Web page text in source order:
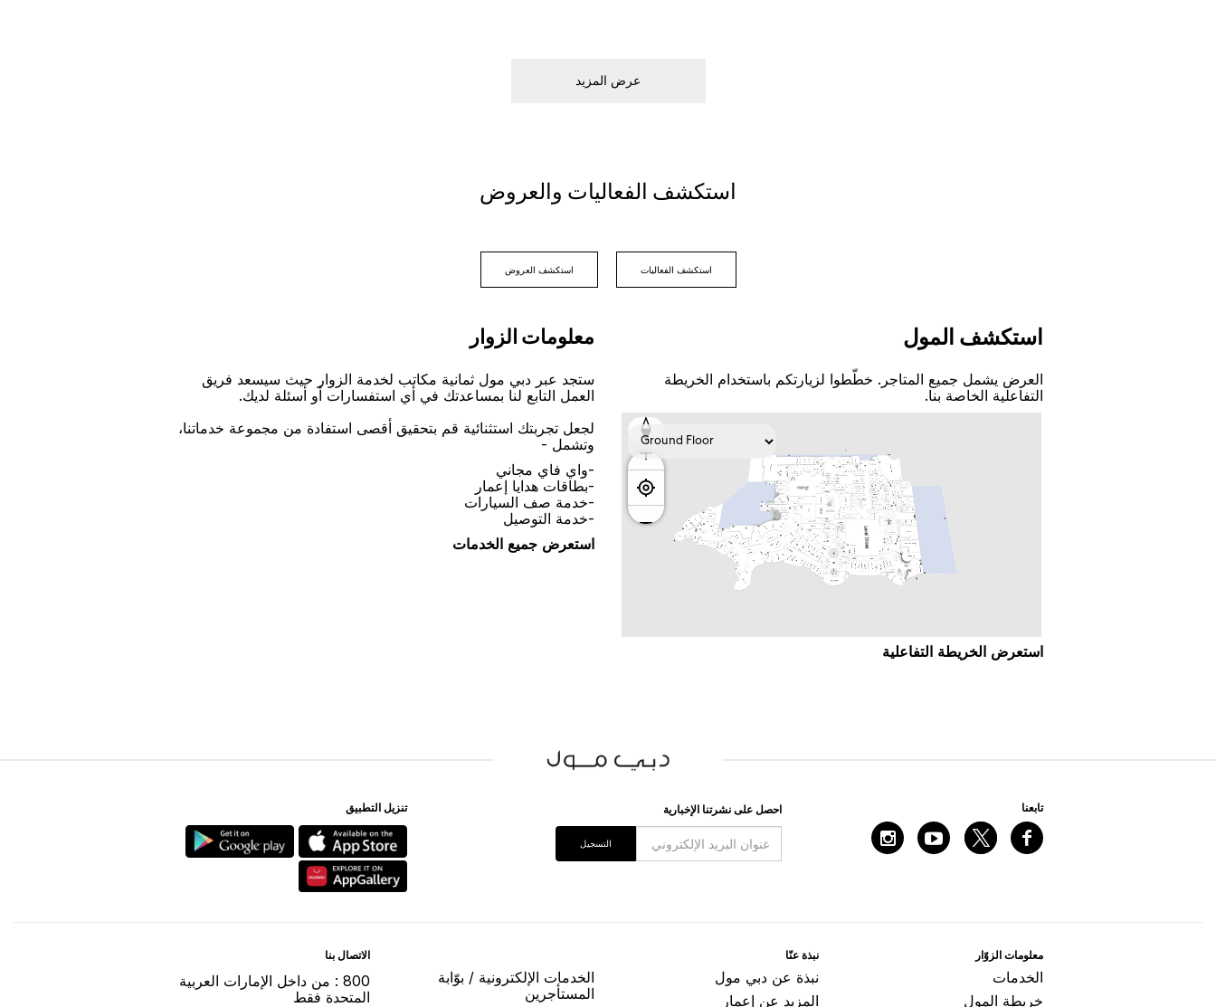
ﻋﺮﺽ اﻟﻤﺰﻳﺪ
اﺳﺘﻜﺸﻒ اﻟﻔﻌﺎﻟﻴﺎﺕ ﻭاﻟﻌﺮﻭﺽ
اﺳﺘﻜﺸﻒ اﻟﻔﻌﺎﻟﻴﺎﺕ اﺳﺘﻜﺸﻒ اﻟﻌﺮﻭﺽ
اﺳﺘﻜﺸﻒ اﻟﻤﻮﻝ
اﻟﻌﺮﺽ ﻳﺸﻤﻞ ﺟﻤﻴﻊ اﻟﻤﺘﺎﺟﺮ. ﺧﻄّﻄﻮا ﻟﺰﻳﺎﺭﺗﻜﻢ ﺑﺎﺳﺘﺨﺪاﻡ اﻟﺨﺮﻳﻄﺔ
اﻟﺘﻔﺎﻋﻠﻴﺔ اﻟﺨﺎﺻﺔ ﺑﻨﺎ.
اﺳﺘﻌﺮﺽ اﻟﺨﺮﻳﻄﺔ اﻟﺘﻔﺎﻋﻠﻴﺔ
ﻣﻌﻠﻮﻣﺎﺕ اﻟﺰﻭاﺭ
ﺳﺘﺠﺪ ﻋﺒﺮ ﺩﺑﻲ ﻣﻮﻝ ﺛﻤﺎﻧﻴﺔ ﻣﻜﺎﺗﺐ ﻟﺨﺪﻣﺔ اﻟﺰﻭاﺭ ﺣﻴﺚ ﺳﻴﺴﻌﺪ ﻓﺮﻳﻖ
اﻟﻌﻤﻞ اﻟﺘﺎﺑﻊ ﻟﻨﺎ ﺑﻤﺴﺎﻋﺪﺗﻚ ﻓﻲ ﺃﻱ اﺳﺘﻔﺴﺎﺭاﺕ ﺃﻭ ﺃﺳﺌﻠﺔ ﻟﺪﻳﻚ.
ﻟﺠﻌﻞ ﺗﺠﺮﺑﺘﻚ اﺳﺘﺜﻨﺎﺋﻴﺔ ﻗﻢ ﺑﺘﺤﻘﻴﻖ ﺃﻗﺼﻰ اﺳﺘﻔﺎﺩﺓ ﻣﻦ ﻣﺠﻤﻮﻋﺔ ﺧﺪﻣﺎﺗﻨﺎ،
ﻭﺗﺸﻤﻞ -
-ﻭاﻱ ﻓﺎﻱ ﻣﺠﺎﻧﻲ
-ﺑﻄﺎﻗﺎﺕ ﻫﺪاﻳﺎ ﺇﻋﻤﺎﺭ
-ﺧﺪﻣﺔ ﺻﻒ اﻟﺴﻴﺎﺭاﺕ
-ﺧﺪﻣﺔ اﻟﺘﻮﺻﻴﻞ
اﺳﺘﻌﺮﺽ ﺟﻤﻴﻊ اﻟﺨﺪﻣﺎﺕ
ﺗﺎﺑﻌﻨﺎ اﺣﺼﻞ ﻋﻠﻰ ﻧﺸﺮﺗﻨﺎ اﻹﺧﺒﺎﺭﻳﺔ
اﻟﺘﺴﺠﻴﻞ
ﺗﻨﺰﻳﻞ اﻟﺘﻄﺒﻴﻖ
ﻣﻌﻠﻮﻣﺎﺕ اﻟﺰﻭّاﺭ
اﻟﺨﺪﻣﺎﺕ
ﺧﺮﻳﻄﺔ اﻟﻤﻮﻝ
ﻧﺒﺬﺓ ﻋﻨّﺎ
ﻧﺒﺬﺓ ﻋﻦ ﺩﺑﻲ ﻣﻮﻝ
المزيد عن إعمار
اﻟﺨﺪﻣﺎﺕ اﻹﻟﻜﺘﺮﻭﻧﻴﺔ / ﺑﻮّاﺑﺔ
اﻟﻤﺴﺘﺄﺟﺮﻳﻦ
اﻻﺗﺼﺎﻝ ﺑﻨﺎ
800 : ﻣﻦ ﺩاﺧﻞ اﻹﻣﺎﺭاﺕ اﻟﻌﺮﺑﻴﺔ
اﻟﻤﺘﺤﺪﺓ ﻓﻘﻂ